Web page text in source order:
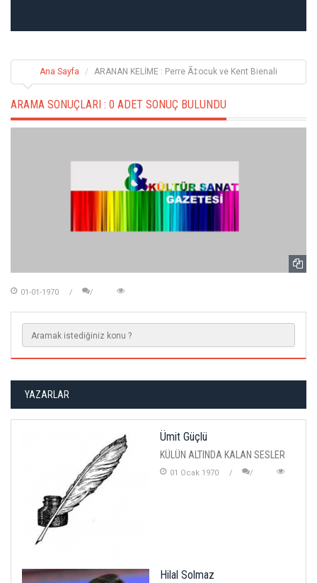
Ana Sayfa ARANAN KELİME : Perre Ã‡ocuk ve Kent Bienali
ARAMA SONUÇLARI : 0 ADET SONUÇ BULUNDU
01-01-1970
YAZARLAR
Ümit Güçlü
KÜLÜN ALTINDA KALAN SESLER
01 Ocak 1970
Hilal Solmaz